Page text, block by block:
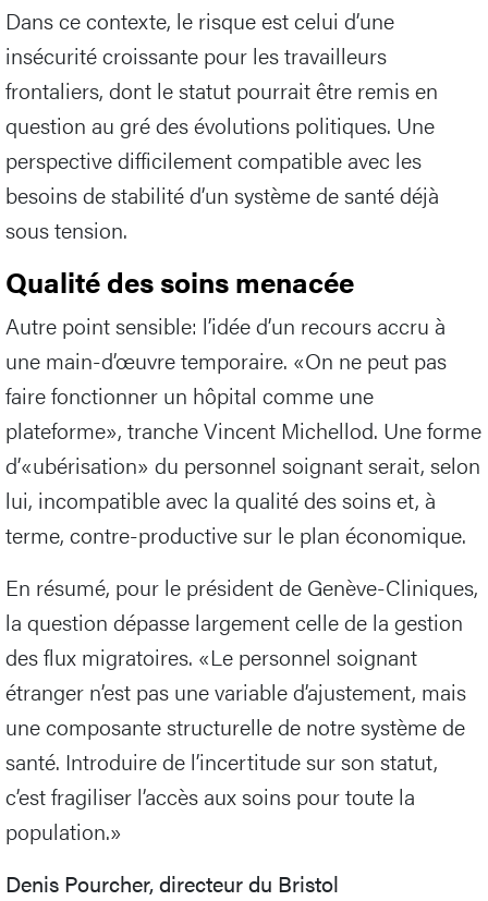
Dans ce contexte, le risque est celui d’une
insécurité croissante pour les travailleurs
frontaliers, dont le statut pourrait être remis en
question au gré des évolutions politiques. Une
perspective difficilement compatible avec les
besoins de stabilité d’un système de santé déjà
sous tension.
Qualité des soins menacée
Autre point sensible: l’idée d’un recours accru à
une main-d’œuvre temporaire. «On ne peut pas
faire fonctionner un hôpital comme une
plateforme», tranche Vincent Michellod. Une forme
d’«ubérisation» du personnel soignant serait, selon
lui, incompatible avec la qualité des soins et, à
terme, contre-productive sur le plan économique.
En résumé, pour le président de Genève-Cliniques,
la question dépasse largement celle de la gestion
des flux migratoires. «Le personnel soignant
étranger n’est pas une variable d’ajustement, mais
une composante structurelle de notre système de
santé. Introduire de l’incertitude sur son statut,
c’est fragiliser l’accès aux soins pour toute la
population.»
Denis Pourcher, directeur du Bristol